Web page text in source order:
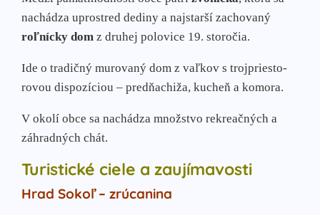
nachádza uprostred dediny a najstar­ší zachovaný
roľnícky dom z druhej polovice 19. storo­čia.
Ide o tradičný murovaný dom z vaľkov s trojpriesto­
rovou dispozíciou – predňachiža, kucheň a komora.
V okolí obce sa nachádza množstvo rekreačných a
záhradných chát.
Turistické ciele a zaujímavosti
Hrad Sokoľ – zrúcanina